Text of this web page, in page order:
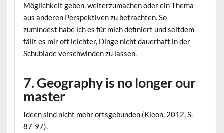
Möglichkeit geben, weiterzumachen oder ein Thema
aus anderen Perspektiven zu betrachten. So
zumindest habe ich es für mich definiert und seitdem
fällt es mir oft leichter, Dinge nicht dauerhaft in der
Schublade verschwinden zu lassen.
7. Geography is no longer our
master
Ideen sind nicht mehr ortsgebunden (Kleon, 2012, S.
87-97).